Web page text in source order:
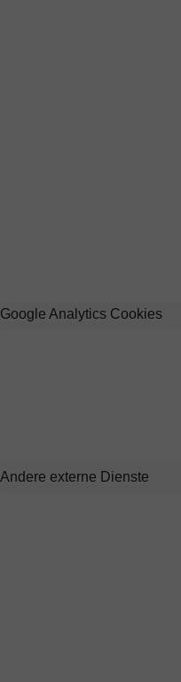
Google Analytics Cookies
Andere externe Dienste